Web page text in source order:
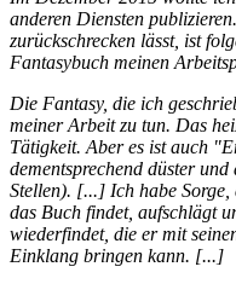
anderen Diensten
zurückschrecken lässt, ist
Fantasybuch meinen
Die Fantasy, die ich
meiner Arbeit zu tun. Das
Tätigkeit. Aber es ist auch
dementsprechend düster
Stellen). [...] Ich habe
das Buch findet, aufschlägt
wiederfindet, die er mit
Einklang bringen kann. [...]